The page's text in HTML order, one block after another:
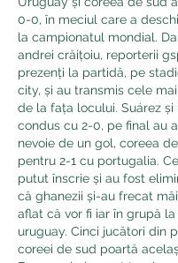
0-0, în meciul care a
la campionatul mondial.
andrei crăițoiu, reporterii
prezenți la partidă, pe
city, și au transmis cele
de la fața locului. Suárez și
condus cu 2-0, pe final au
nevoie de un gol, coreea
pentru 2-1 cu portugalia.
putut înscrie și au fost
că ghanezii și-au frecat
aflat că vor fi iar în grupă
uruguay. Cinci jucători din
coreei de sud poartă